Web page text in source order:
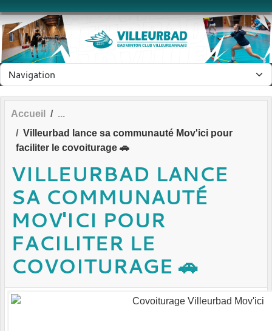
Accueil
Villeurbad lance sa communauté Mov'ici pour
faciliter le covoiturage 🚗
VILLEURBAD LANCE
SA COMMUNAUTÉ
MOV'ICI POUR
FACILITER LE
COVOITURAGE 🚗